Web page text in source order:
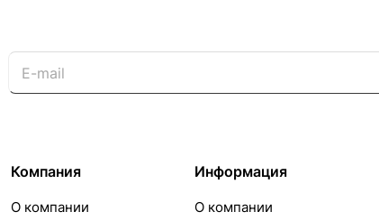
Компания
О компании
Информация
О компании